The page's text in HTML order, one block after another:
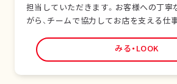
担当していただきます。お客様への丁寧
がら、チームで協力してお店を支える仕
環境です。未経験の方でも研修制度があ
ビスを基礎から学べます。正社員として
で、長期的なキャリア形成が可能です。
みる・LOOK